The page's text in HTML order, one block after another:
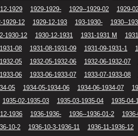
1929 1929-1929- 1929--1929-02 1929-
1929-12 1929-12-193 193-1930- 1930--
1930-12 1930-12-1931 1931-1931 M
08 1931-08-1931-09 1931-09-1931-1
05 1932-05-1932-06 1932-06-1932-07
06 1933-06-1933-07 1933-07-1933-08
05 1934-05-1934-06 1934-06-1934-07
1935-02-1935-03 1935-03-1935-04 1935-04-
1936 1936-1936- 1936--1936-01-2
10-2 1936-10-3-1936-11 1936-11-1936-12